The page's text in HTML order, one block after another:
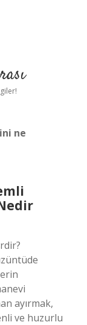
ne
ayırmak,
ve huzurlu